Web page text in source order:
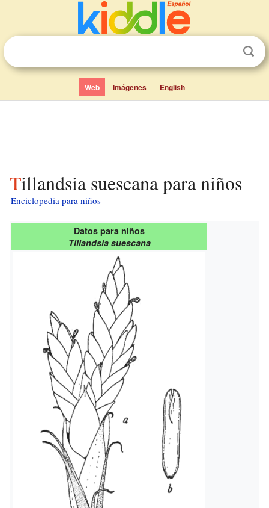
Web Imágenes English
Tillandsia suescana para niños
Enciclopedia para niños
Datos para niños
Tillandsia suescana